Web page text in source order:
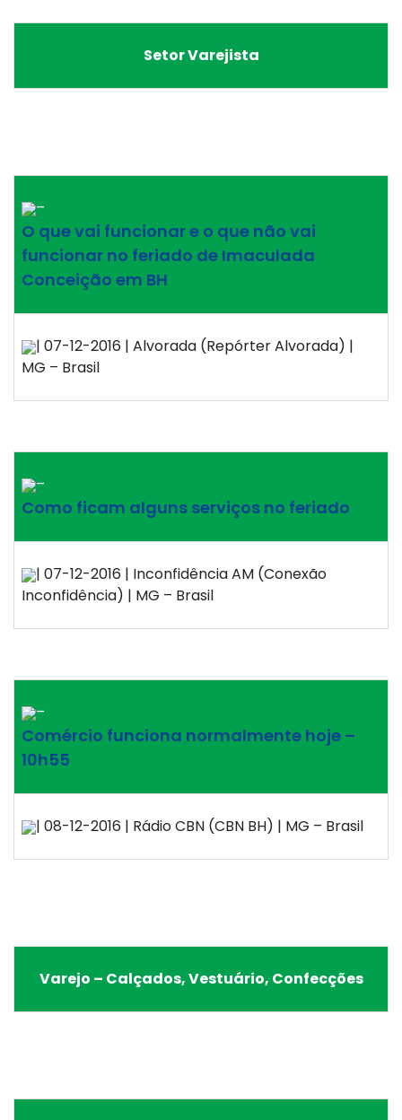
Setor Varejista
–
O que vai funcionar e o que não vai
funcionar no feriado de Imaculada
Conceição em BH
| 07-12-2016 | Alvorada (Repórter Alvorada) |
MG – Brasil
–
Como ficam alguns serviços no feriado
| 07-12-2016 | Inconfidência AM (Conexão
Inconfidência) | MG – Brasil
–
Comércio funciona normalmente hoje –
10h55
| 08-12-2016 | Rádio CBN (CBN BH) | MG – Brasil
Varejo – Calçados, Vestuário, Confecções